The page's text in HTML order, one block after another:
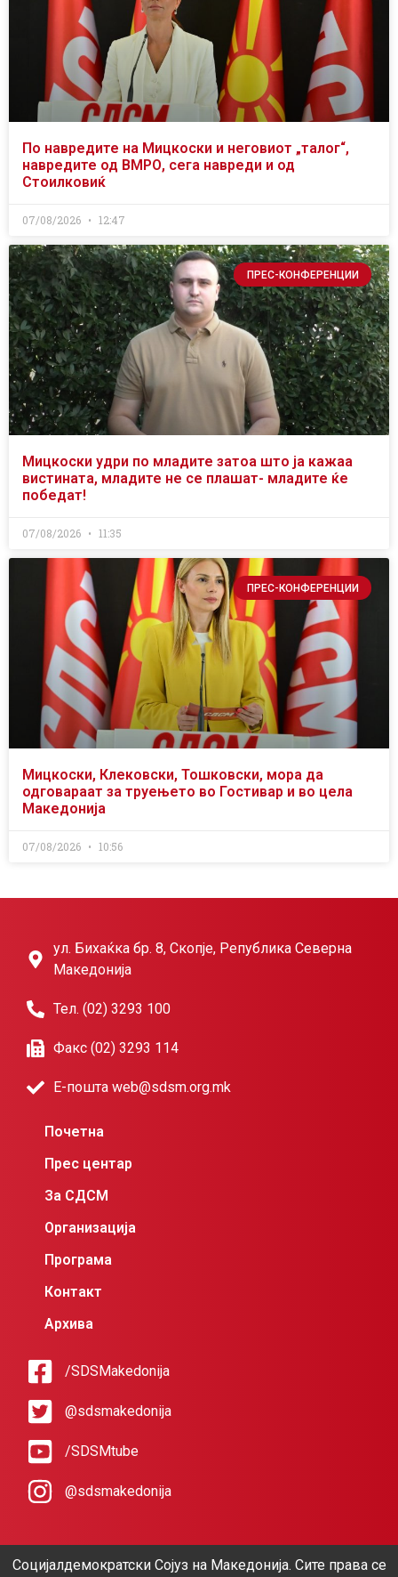
По навредите на Мицкоски и неговиот „талог“,
навредите од ВМРО, сега навреди и од
Стоилковиќ
07/08/2026 12:47
ПРЕС-КОНФЕРЕНЦИИ
Мицкоски удри по младите затоа што ја кажаа
вистината, младите не се плашат- младите ќе
победат!
07/08/2026 11:35
ПРЕС-КОНФЕРЕНЦИИ
Мицкоски, Клековски, Тошковски, мора да
одговараат за труењето во Гостивар и во цела
Македонија
07/08/2026 10:56
ул. Бихаќка бр. 8, Скопје, Република Северна
Македонија
Тел. (02) 3293 100
Факс (02) 3293 114
Е-пошта web@sdsm.org.mk
Почетна
Прес центар
За СДСМ
Организација
Програма
Контакт
Архива
/SDSMakedonija
@sdsmakedonija
/SDSMtube
@sdsmakedonija
Социјалдемократски Сојуз на Македонија. Сите права се